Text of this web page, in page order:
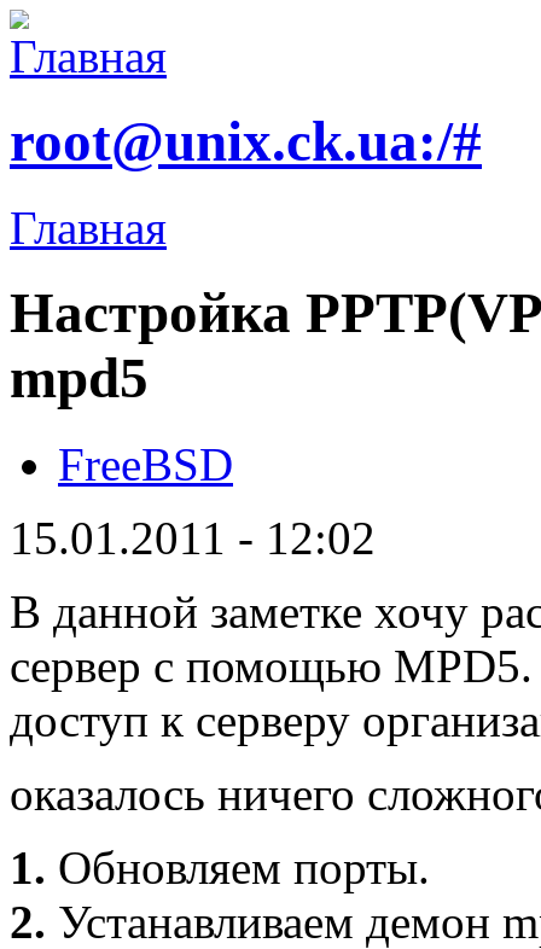
root@unix.ck.ua:/#
Главная
Настройка
mpd5
FreeBSD
15.01.2011 - 12:02
В данной заметке хочу
сервер с помощью
доступ к серверу
оказалось ничего
1. Обновляем порты.
2. Устанавливаем демон